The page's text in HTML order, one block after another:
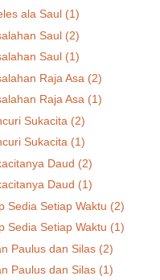
ala Saul (1)
Saul (2)
Saul (1)
Raja Asa (2)
Raja Asa (1)
Sukacita (2)
Sukacita (1)
Daud (2)
Daud (1)
Sedia Setiap Waktu (2)
Sedia Setiap Waktu (1)
Paulus dan Silas (2)
Paulus dan Silas (1)